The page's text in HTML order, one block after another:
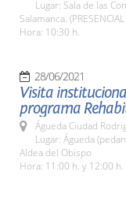
Lugar: Sala de las
Salamanca. (PRESENCIAL
Hora: 10:30 h.
28/06/2021
Visita
programa
Águeda Ciudad
Lugar: Águeda
Aldea del Obispo
Hora: 11:00 h. y 12:00 h.